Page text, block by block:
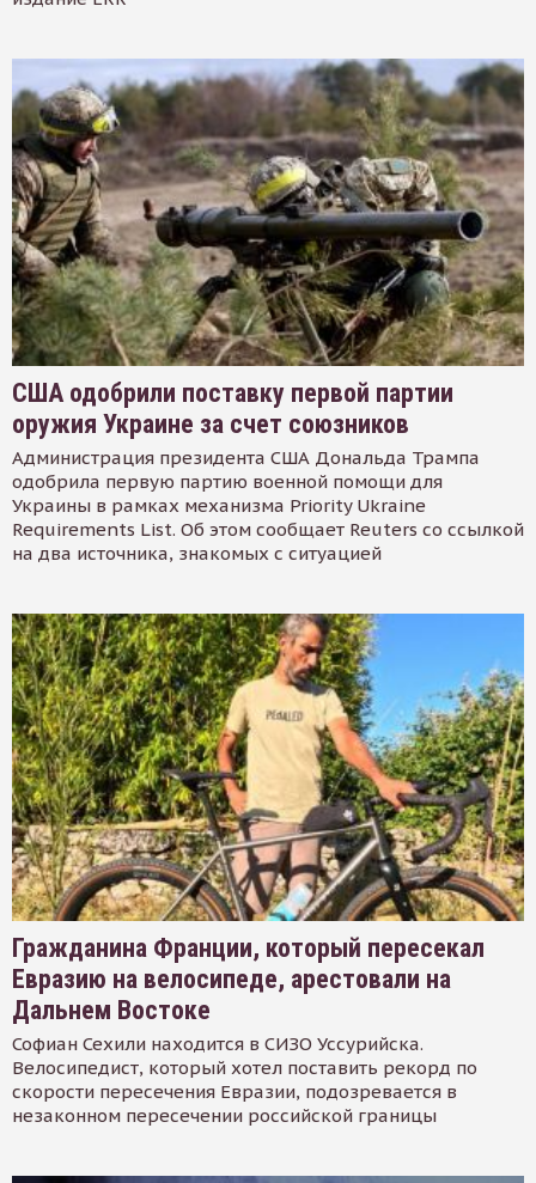
США одобрили поставку первой партии
оружия Украине за счет союзников
Администрация президента США Дональда Трампа
одобрила первую партию военной помощи для
Украины в рамках механизма Priority Ukraine
Requirements List. Об этом сообщает Reuters со ссылкой
на два источника, знакомых с ситуацией
Гражданина Франции, который пересекал
Евразию на велосипеде, арестовали на
Дальнем Востоке
Софиан Сехили находится в СИЗО Уссурийска.
Велосипедист, который хотел поставить рекорд по
скорости пересечения Евразии, подозревается в
незаконном пересечении российской границы